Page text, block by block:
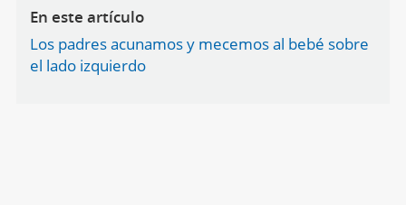
En este artículo
Los padres acunamos y mecemos al bebé sobre
el lado izquierdo